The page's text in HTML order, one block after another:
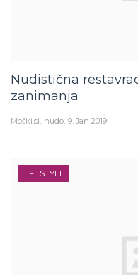
Nudistična
zanimanja
Moški.si hudo 9. Jan 2019
LIFESTYLE